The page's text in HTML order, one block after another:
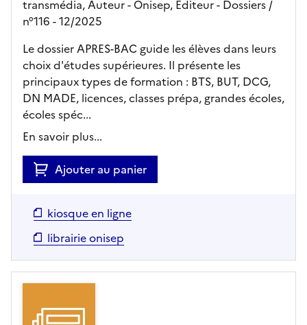
transmédia, Auteur - Onisep, Editeur- Dossiers /
n°116 - 12/2025
Le dossier APRES-BAC guide les élèves dans leurs
choix d'études supérieures. Il présente les
principaux types de formation : BTS, BUT, DCG,
DN MADE, licences, classes prépa, grandes écoles,
écoles spéc...
En savoir plus...
Ajouter au panier
kiosque en ligne
librairie onisep